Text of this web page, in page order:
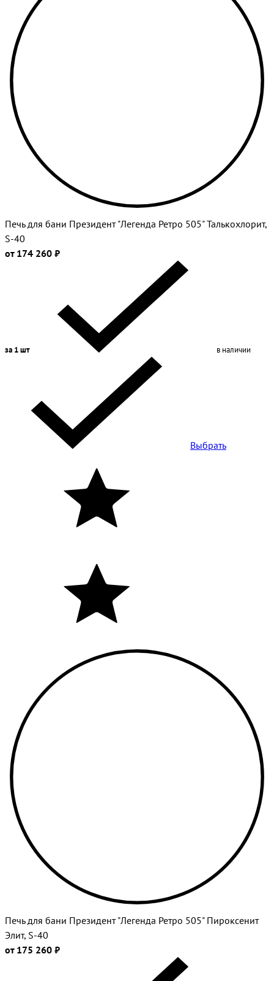
Печь для бани Президент "Легенда Ретро 505" Талькохлорит,
S-40
от 174 260 ₽
за 1 шт в наличии
Выбрать
Печь для бани Президент "Легенда Ретро 505" Пироксенит
Элит, S-40
от 175 260 ₽